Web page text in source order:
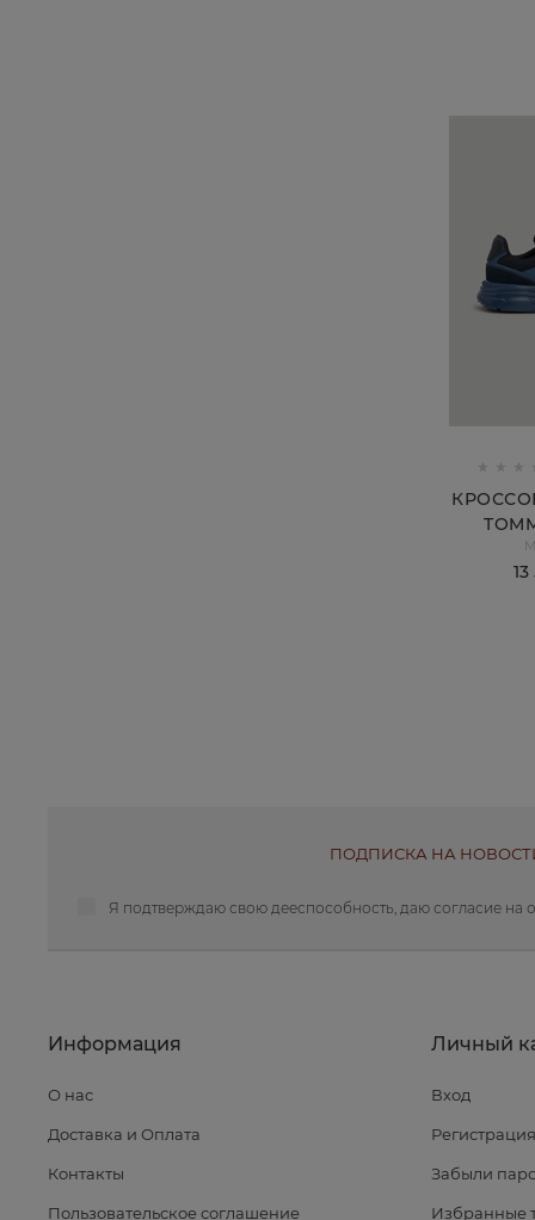
ПОДПИСКА НА
Я подтверждаю свою дееспособность, даю согласие на
Информация
О нас
Доставка и Оплата
Контакты
Пользовательское соглашение
Личный
Вход
Регистрация
Забыли
Избранные